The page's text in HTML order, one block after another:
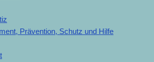
Prävention, Schutz und Hilfe